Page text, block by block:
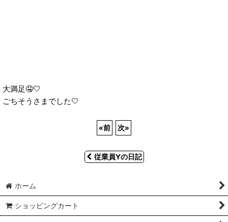
大満足🤤🤍
ごちそうさまでした🤍
«前 次»
従業員Yの日記
ホーム
ショッピングカート